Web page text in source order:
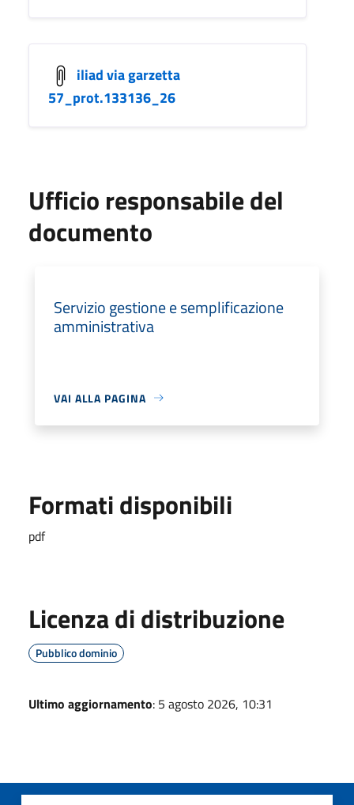
iliad via garzetta
57_prot.133136_26
Ufficio responsabile del
documento
Servizio gestione e semplificazione
amministrativa
VAI ALLA PAGINA
Formati disponibili
pdf
Licenza di distribuzione
Pubblico dominio
Ultimo aggiornamento: 5 agosto 2026, 10:31